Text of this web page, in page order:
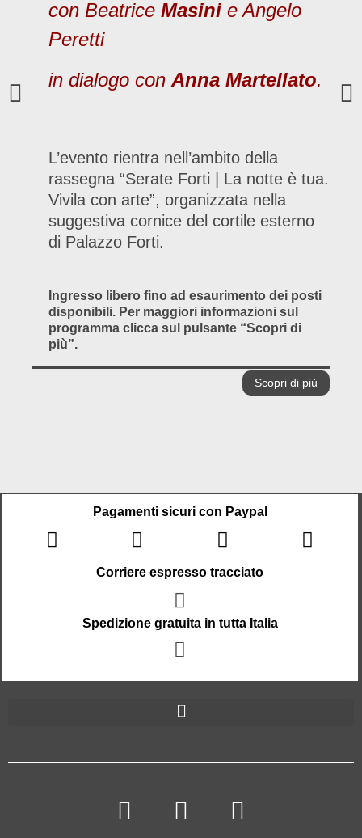
con Beatrice Masini e Angelo
Peretti
in dialogo con Anna Martellato.
L’evento rientra nell’ambito della
rassegna “Serate Forti | La notte è tua.
Vivila con arte”, organizzata nella
suggestiva cornice del cortile esterno
di Palazzo Forti.
Ingresso libero fino ad esaurimento dei posti
disponibili. Per maggiori informazioni sul
programma clicca sul pulsante “Scopri di
più”.
Scopri di più
Pagamenti sicuri con Paypal
Corriere espresso tracciato
Spedizione gratuita in tutta Italia